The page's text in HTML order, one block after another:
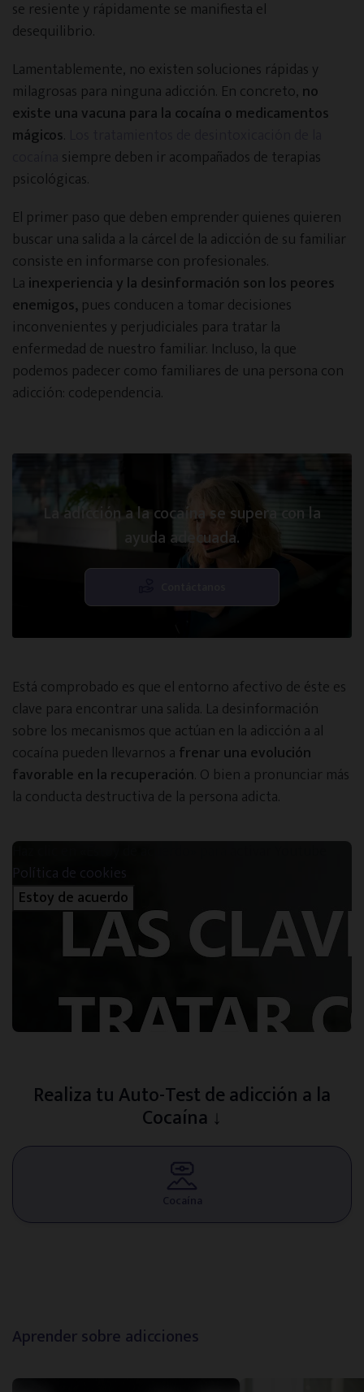
se resiente y rápidamente se manifiesta el
desequilibrio.
Lamentablemente, no existen soluciones rápidas y
milagrosas para ninguna adicción. En concreto, no
existe una vacuna para la cocaína o medicamentos
mágicos.
siempre deben ir acompañados de terapias
psicológicas.
El primer paso que deben emprender quienes quieren
buscar una salida a la cárcel de la adicción de su familiar
consiste en informarse con profesionales.
La inexperiencia y la desinformación son los peores
enemigos, pues conducen a tomar decisiones
inconvenientes y perjudiciales para tratar la
enfermedad de nuestro familiar. Incluso, la que
podemos padecer como familiares de una persona con
adicción: codependencia.
La adicción a la cocaína se supera con la
ayuda adecuada.
Está comprobado es que el entorno afectivo de éste es
clave para encontrar una salida. La desinformación
sobre los mecanismos que actúan en la adicción a al
cocaína pueden llevarnos a frenar una evolución
favorable en la recuperación. O bien a pronunciar más
la conducta destructiva de la persona adicta.
Haz clic en «Estoy de acuerdo» para activar Youtube
Política de cookies
Estoy de acuerdo
Realiza tu Auto-Test de adicción a la
Cocaína ↓
Cocaína
Aprender sobre adicciones